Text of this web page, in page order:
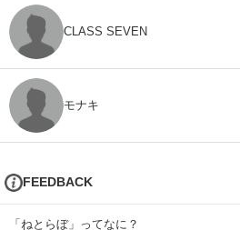
CLASS SEVEN
モナキ
FEEDBACK
「ねとらぼ」ってなに？